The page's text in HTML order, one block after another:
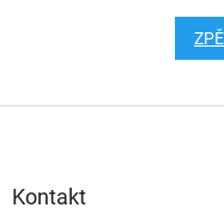
Kontakt